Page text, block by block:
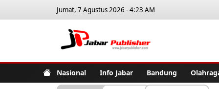
Jumat, 7 Agustus 2026 - 4:23 AM
Nasional Info Jabar Bandung